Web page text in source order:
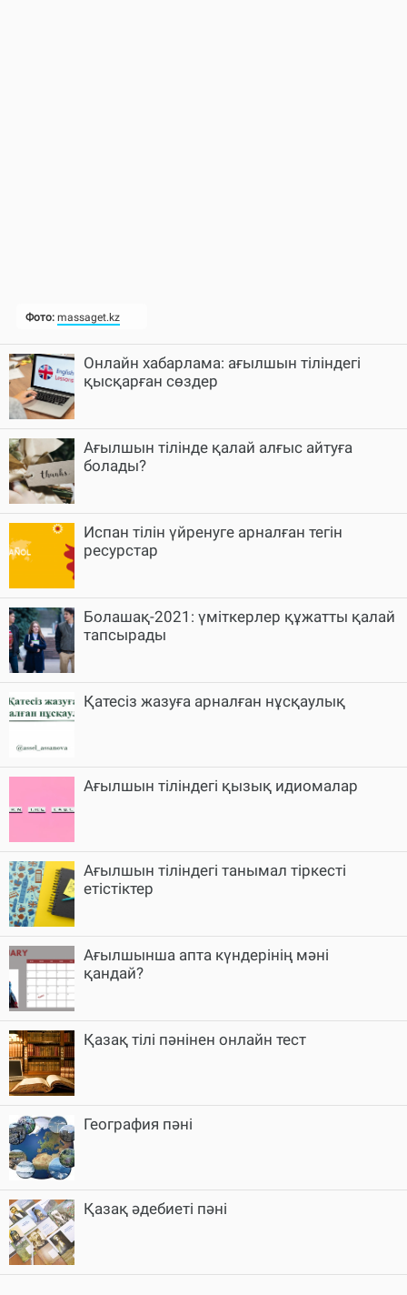
Онлайн хабарлама: ағылшын тіліндегі
қысқарған сөздер
Ағылшын тілінде қалай алғыс айтуға
болады?
Испан тілін үйренуге арналған тегін
ресурстар
Болашақ-2021: үміткерлер құжатты қалай
тапсырады
Қатесіз жазуға арналған нұсқаулық
Ағылшын тіліндегі қызық идиомалар
Ағылшын тіліндегі танымал тіркесті
етістіктер
Ағылшынша апта күндерінің мәні
қандай?
Қазақ тілі пәнінен онлайн тест
География пәні
Қазақ әдебиеті пәні